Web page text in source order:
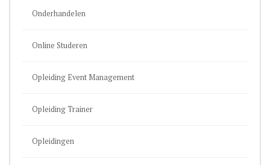
Onderhandelen
Online Studeren
Opleiding Event Management
Opleiding Trainer
Opleidingen